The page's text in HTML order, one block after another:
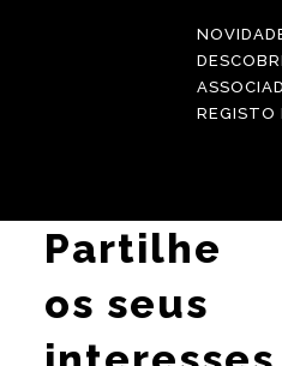
REGISTO
Partilhe
os seus